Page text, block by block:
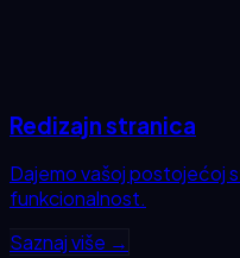
Redizajn stranica
Dajemo vašoj postojećoj
funkcionalnost.
Saznaj više →